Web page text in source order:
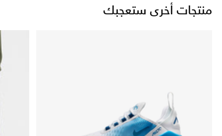
منتجات أخرى ستعجبك